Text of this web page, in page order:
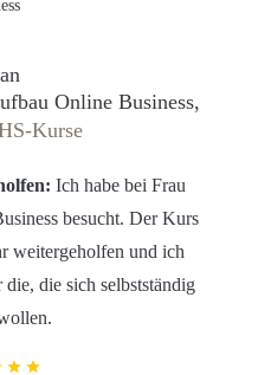
Online Business,
Kurse
Ich habe bei Frau
besucht. Der Kurs
weitergeholfen und ich
die sich selbstständig